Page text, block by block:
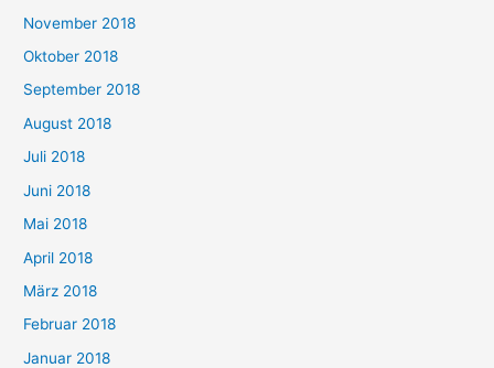
November 2018
Oktober 2018
September 2018
August 2018
Juli 2018
Juni 2018
Mai 2018
April 2018
März 2018
Februar 2018
Januar 2018